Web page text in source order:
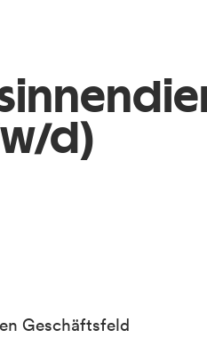
d)
Geschäftsfeld